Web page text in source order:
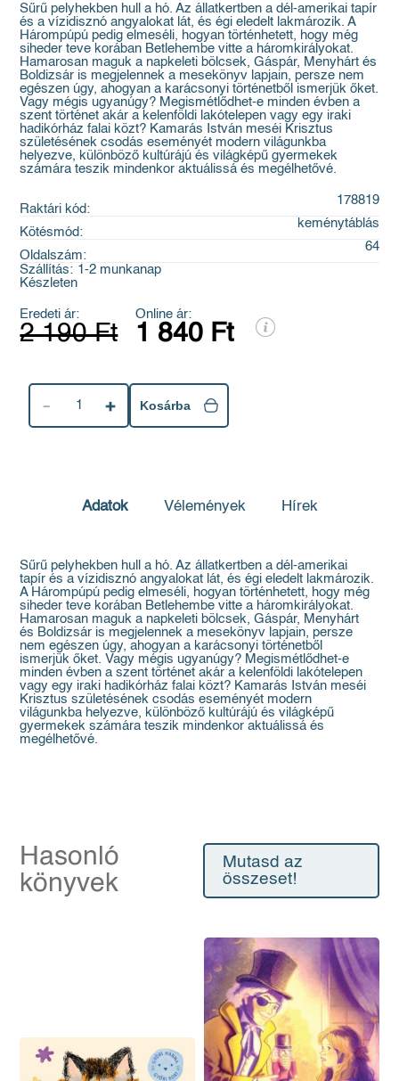
Sűrű pelyhekben hull a hó. Az állatkertben a dél-amerikai tapír
és a vízidisznó angyalokat lát, és égi eledelt lakmározik. A
Hárompúpú pedig elmeséli, hogyan történhetett, hogy még
siheder teve korában Betlehembe vitte a háromkirályokat.
Hamarosan maguk a napkeleti bölcsek, Gáspár, Menyhárt és
Boldizsár is megjelennek a mesekönyv lapjain, persze nem
egészen úgy, ahogyan a karácsonyi történetből ismerjük őket.
Vagy mégis ugyanúgy? Megismétlődhet-e minden évben a
szent történet akár a kelenföldi lakótelepen vagy egy iraki
hadikórház falai közt? Kamarás István meséi Krisztus
születésének csodás eseményét modern világunkba
helyezve, különböző kultúrájú és világképű gyermekek
számára teszik mindenkor aktuálissá és megélhetővé.
Raktári kód:
178819
Kötésmód:
keménytáblás
Oldalszám:
64
Szállítás: 1-2 munkanap
Készleten
Eredeti ár:
2 190 Ft
Online ár:
1 840 Ft
1 Kosárba
Adatok Vélemények Hírek
Sűrű pelyhekben hull a hó. Az állatkertben a dél-amerikai
tapír és a vízidisznó angyalokat lát, és égi eledelt lakmározik.
A Hárompúpú pedig elmeséli, hogyan történhetett, hogy még
siheder teve korában Betlehembe vitte a háromkirályokat.
Hamarosan maguk a napkeleti bölcsek, Gáspár, Menyhárt
és Boldizsár is megjelennek a mesekönyv lapjain, persze
nem egészen úgy, ahogyan a karácsonyi történetből
ismerjük őket. Vagy mégis ugyanúgy? Megismétlődhet-e
minden évben a szent történet akár a kelenföldi lakótelepen
vagy egy iraki hadikórház falai közt? Kamarás István meséi
Krisztus születésének csodás eseményét modern
világunkba helyezve, különböző kultúrájú és világképű
gyermekek számára teszik mindenkor aktuálissá és
megélhetővé.
Hasonló
könyvek
Mutasd az
összeset!